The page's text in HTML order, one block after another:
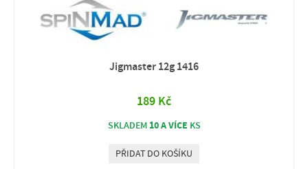
Jigmaster 12g 1416
189 Kč
SKLADEM 10 A VÍCE KS
PŘIDAT DO KOŠÍKU